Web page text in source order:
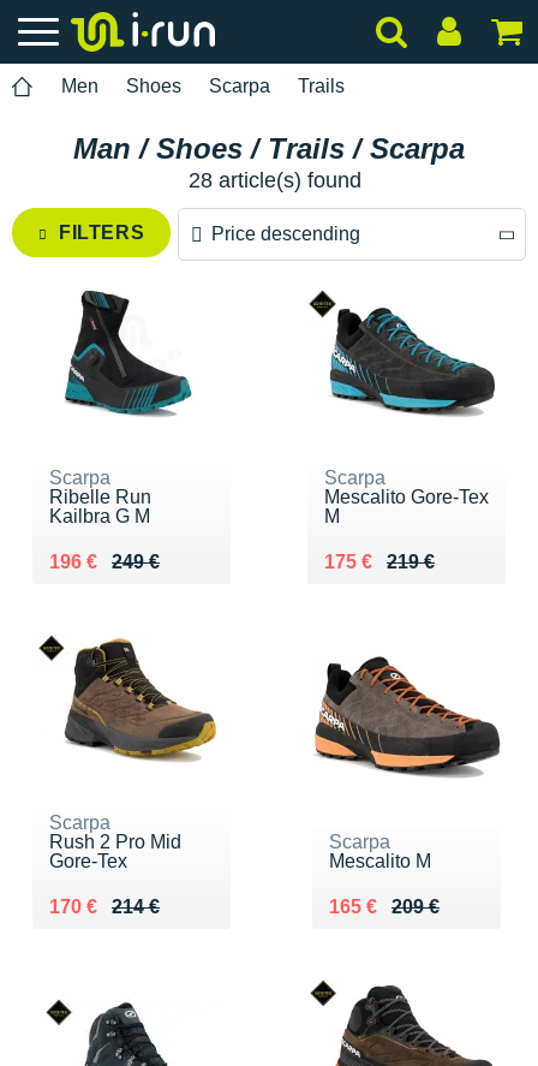
Men Shoes Scarpa Trails
Man / Shoes / Trails / Scarpa
28 article(s) found
FILTERS Price descending
Price descending
Scarpa
Ribelle Run
Kailbra G M
249 €
Au lieu de 249 €
196 €
Vendu 196 €
Scarpa
Mescalito Gore-Tex
M
219 €
Au lieu de 219 €
175 €
Vendu 175 €
Scarpa
Rush 2 Pro Mid
Gore-Tex
214 €
Au lieu de 214 €
170 €
Vendu 170 €
Scarpa
Mescalito M
209 €
Au lieu de 209 €
165 €
Vendu 165 €